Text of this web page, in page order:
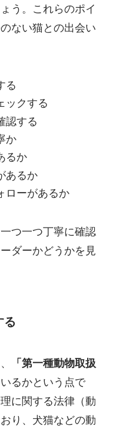
う。これらのポイ
ない猫との出会い
る
ックする
認する
か
るか
あるか
ローがあるか
つ一つ丁寧に確認
ダーかどうかを見
る
「第一種動物取扱
るかという点で
に関する法律（動
り、犬猫などの動